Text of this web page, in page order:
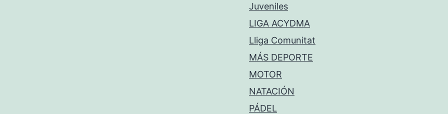
Juveniles
LIGA ACYDMA
Lliga Comunitat
MÁS DEPORTE
MOTOR
NATACIÓN
PÁDEL